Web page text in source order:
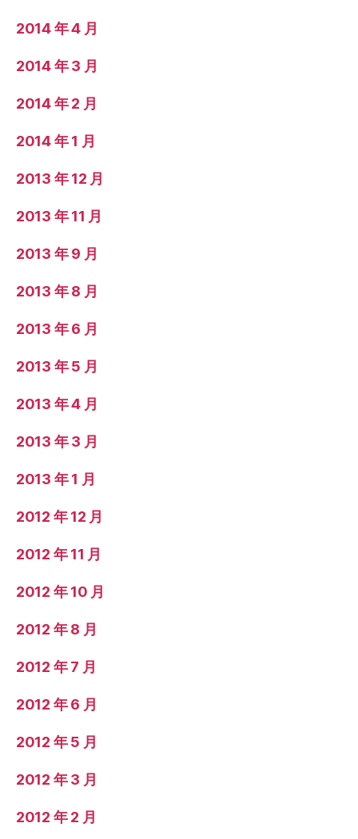
2014 年 4 月
2014 年 3 月
2014 年 2 月
2014 年 1 月
2013 年 12 月
2013 年 11 月
2013 年 9 月
2013 年 8 月
2013 年 6 月
2013 年 5 月
2013 年 4 月
2013 年 3 月
2013 年 1 月
2012 年 12 月
2012 年 11 月
2012 年 10 月
2012 年 8 月
2012 年 7 月
2012 年 6 月
2012 年 5 月
2012 年 3 月
2012 年 2 月